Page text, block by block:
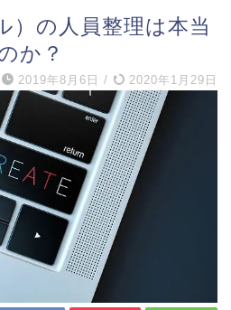
）の人員整理は本当
か？
2019年8月6日 / 2020年1月29日